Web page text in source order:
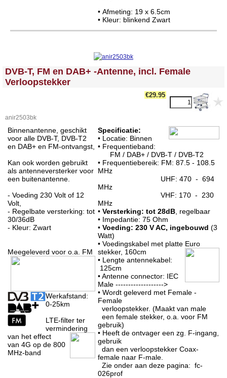
• Afmeting: 19 x 6.5cm
• Kleur: blinkend Zwart
DVB-T, FM en DAB+ -Antenne, incl. Female
Verloopstekker
€29.95
anir2503bk
Binnenantenne, geschikt
voor alle DVB-T, DVB-T2
en DAB+ en FM-ontvangst,
Kan ook worden gebruikt
als antenneversterker voor
een buitenantenne.
- Voeding 230 Volt of 12
Volt,
- Regelbate versterking: tot
30/36dB
- Kleur: Zwart
Meegeleverd voor o.a. FM
Werkafstand:
0-25km
LTE-filter ter
vermindering
van het effect
van 4G op de 800
MHz-band
Specificatie:
• Locatie: Binnen
• Frequentieband:
FM / DAB+ / DVB-T / DVB-T2
• Frequentiebereik: FM: 87.5 - 108.5
MHz
UHF: 470 - 694
MHz
VHF: 170 - 230
MHz
• Versterking: tot 28dB , regelbaar
• Impedantie: 75 Ohm
• Voeding: 230 V AC, ingebouwd (3
Watt)
• Voedingskabel met platte Euro
stekker, 160cm
• Lengte antennekabel:
125cm
• Antenne connector: IEC
Male ------------------->
• Wordt geleverd met Female -
Female
verloopstekker. (Maakt van male
een female stekker, o.a. voor FM
gebruik)
• Heeft de ontvager een zg. F-ingang,
gebruik
dan een verloopstekker Coax-
female naar F-male.
Zie onder aan deze pagina: fc-
026prof